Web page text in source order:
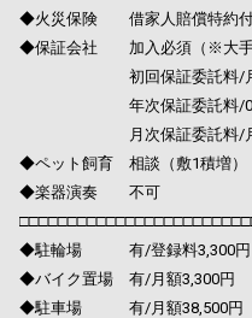
◆火災保険 借家人賠償特約付
◆保証会社 加入必須（※大手
初回保証委託料/月額総
年次保証委託料/0.8万
月次保証委託料/月額
◆ペット飼育 相談（敷1積増）
◆楽器演奏 不可
◆駐輪場 有/登録料3,300円
◆バイク置場 有/月額3,300円
◆駐車場 有/月額38,500円